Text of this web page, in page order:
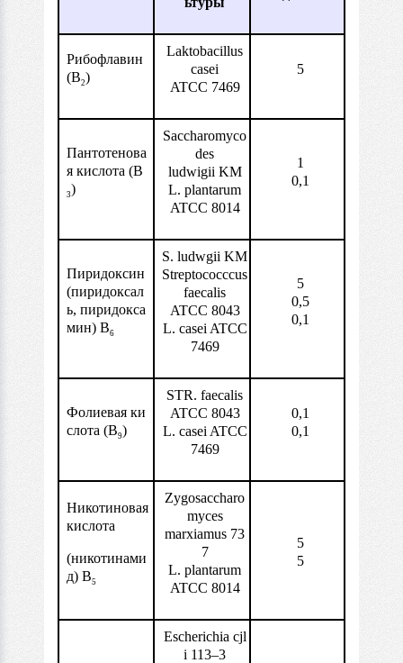
Рибофлавин
(В2)
Laktobacillus
casei
ATCC 7469
5
Пантотенова
я кислота (В
3)
Saccharomyco
des
ludwigii KM
L. plantarum
ATCC 8014
1
0,1
Пиридоксин
(пиридоксал
ь, пиридокса
мин) В6
S. ludwgii KM
Streptococccus
faecalis
ATCC 8043
L. casei ATCC
7469
5
0,5
0,1
Фолиевая ки
слота (В9)
STR. faecalis
ATCC 8043
L. casei ATCC
7469
0,1
0,1
Никотиновая
кислота
(никотинами
д) В5
Zygosaccharo
myces
marxiamus 73
7
L. plantarum
ATCC 8014
5
5
Escherichia cjl
i 113–3